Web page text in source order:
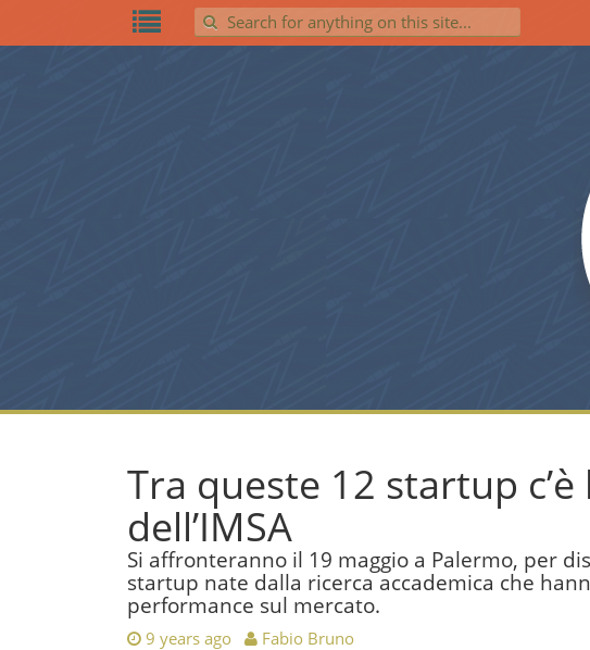
Search for:
Tra queste 12 startup
dell’IMSA
Si affronteranno il 19 maggio a Palermo, per
startup nate dalla ricerca accademica che
performance sul mercato.
9 years ago Fabio Bruno